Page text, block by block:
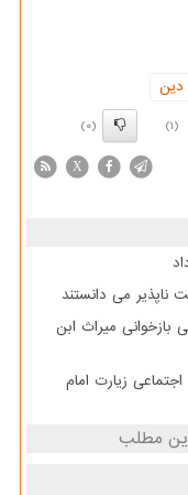
دین
(1)
(0)
X
می دانستند
بازخوانی میراث ابن
زیارت امام
مطلب